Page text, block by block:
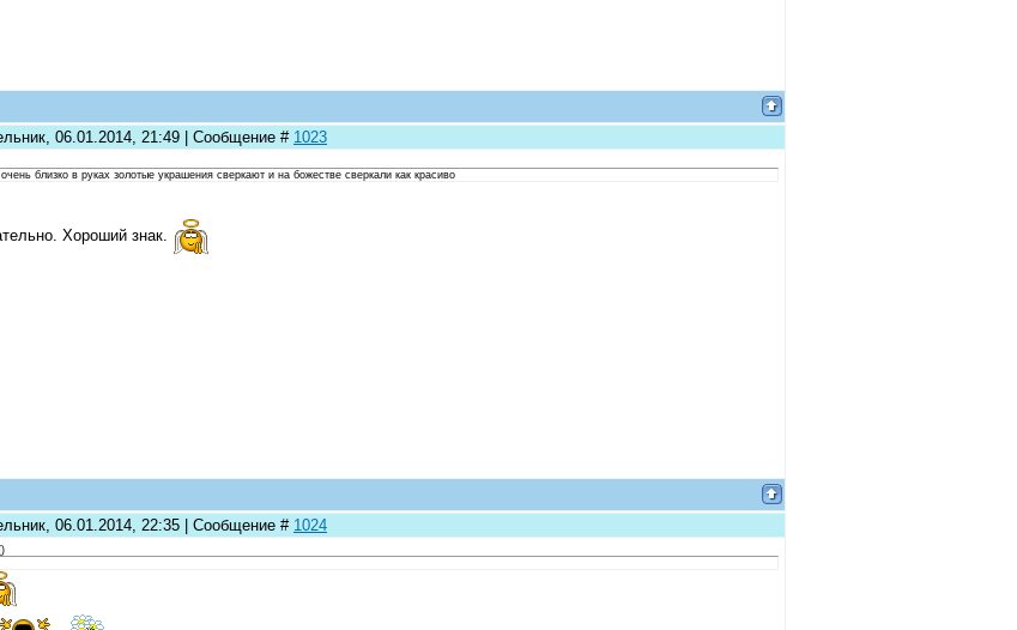
06.01.2014, 21:49 | Сообщение # 1023
близко в руках золотые украшения сверкают и на божестве сверкали как красиво
Хороший знак.
06.01.2014, 22:35 | Сообщение # 1024
)